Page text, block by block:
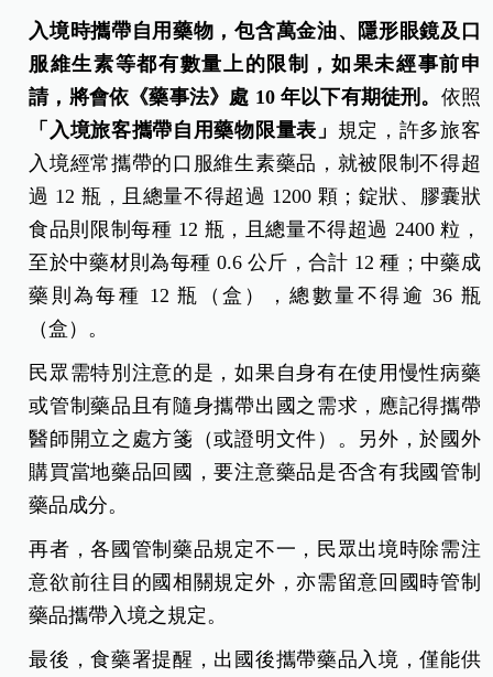
入境時攜帶自用藥物，包含萬金油、隱形眼鏡及口
服維生素等都有數量上的限制，如果未經事前申
請，將會依《藥事法》處 10 年以下有期徒刑。 依照
「入境旅客攜帶自用藥物限量表」 規定，許多旅客
入境經常攜帶的口服維生素藥品，就被限制不得超
過 12 瓶，且總量不得超過 1200 顆；錠狀、膠囊狀
食品則限制每種 12 瓶，且總量不得超過 2400 粒，
至於中藥材則為每種 0.6 公斤，合計 12 種；中藥成
藥則為每種 12 瓶（盒），總數量不得逾 36 瓶
（盒）。
民眾需特別注意的是，如果自身有在使用慢性病藥
或管制藥品且有隨身攜帶出國之需求，應記得攜帶
醫師開立之處方箋（或證明文件）。另外，於國外
購買當地藥品回國，要注意藥品是否含有我國管制
藥品成分。
再者，各國管制藥品規定不一，民眾出境時除需注
意欲前往目的國相關規定外，亦需留意回國時管制
藥品攜帶入境之規定。
最後，食藥署提醒，出國後攜帶藥品入境，僅能供